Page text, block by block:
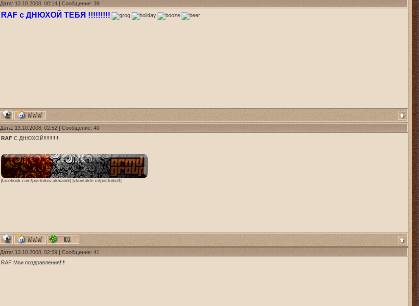
Дата: 13.10.2008, 00:14 | Сообщение: 39
RAF с ДНЮХОЙ ТЕБЯ !!!!!!!!!
Дата: 13.10.2008, 02:52 | Сообщение: 40
RAF С ДНЮХОЙ!!!!!!!!!!!
|facebook.com/postnikov.alexandr| |vkontakte.ru/postnikoff|
Дата: 13.10.2008, 02:59 | Сообщение: 41
RAF Мои поздравления!!!!